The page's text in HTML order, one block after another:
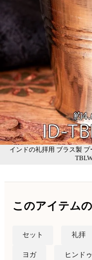
インドの礼拝用 ブラス製
このアイテム
セット 礼拝
ヨガ ヒンド